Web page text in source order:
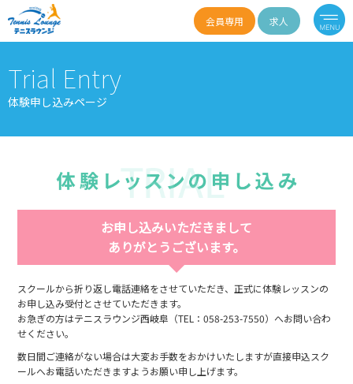
会員専用 求人
Trial Entry
体験申し込みページ
お申し込みいただきまして
ありがとうございます。
スクールから折り返し電話連絡をさせていただき、正式に体験レッスンの
お申し込み受付とさせていただきます。
お急ぎの方はテニスラウンジ西岐阜（TEL：058-253-7550）へお問い合わ
せください。
数日間ご連絡がない場合は大変お手数をおかけいたしますが直接申込スク
ールへお電話いただきますようお願い申し上げます。